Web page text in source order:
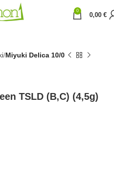
0
0,00 €
Miyuki Delica 10/0
TSLD (B,C) (4,5g)